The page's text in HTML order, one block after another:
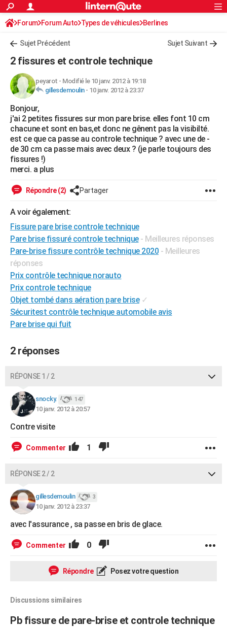
ACTUALITÉS
Politique
Société
Faits Divers
Education
Monde
Villes
+
FINANCE
Retraite
Impôts
Epargne
Immobilier
Risques naturels par ville
Banque
Assurance
Crédit
AUTO
Essais
Réserver un essai
Citadines
Berlines
SUV
Forum auto
+HIGH-TECH
Mobiles
Meilleur smartphone
Internet
Ordinateurs
Jeux vidéo
Guide high-tech
+BRICOLAGE
Forum
Aménagement intérieur
Extérieur
Cuisine
Salle de bains
Jardinage
Rangement
WEEK-END
Guides de France
Patrimoine
Week-end nature
Art de vivre
Bien-être
Loisirs
Mode
Modes de vie
Alimentation
Guide de la santé
Maladies
Médicaments
Sommeil
Destinations
City break
Voyage nature
Voyage de noces
Forum
Climat
+PHOTO
GUIDES D'ACHAT
BONS PLANS
CARTE DE VOEUX
Carte de Noël
Carte Bonne année
Carte Saint-Valentin
Carte Pâques
Carte d'anniversaire
DICTIONNAIRE
S'inscrire
Se connecter
Lycées
Collèges
Primaires
Universités
Entreprises
Service militaire
Avis de recherche
FORUM
Bricolage
Lifestyle
Culture
Sport
Auto
Television
Voyage
Cinema
S'inscrire
Connexion
Forum Forum Auto Types de véhicules Berlines
Sujet Précédent Sujet Suivant
2 fissures et controle technique
peyarot - Modifié le 10 janv. 2012 à 19:18
gillesdemoulin- 10 janv. 2012 à 23:37
Bonjour,
j'ai 2 petites fissures sur mon pare brise. elles font 10 cm
chacune et sont en bas,et donc ne gênent pas la visibilté.
est ce que ca passe au controle technique ? avec une de -
de 30 cm ca passe mais avec deux ? (je parle toujours des
fissures !)
merci. a plus
Répondre (2) Partager
A voir également:
Fissure pare brise controle technique
Pare brise fissuré controle technique - Meilleures réponses
Pare-brise fissure contrôle technique 2020 - Meilleures
réponses
Prix contrôle technique norauto
Prix controle technique
Objet tombé dans aération pare brise ✓
Sécuritest contrôle technique automobile avis
Pare brise qui fuit
2 réponses
RÉPONSE 1 / 2
snocky. 147
10 janv. 2012 à 20:57
Contre visite
Commenter 1
RÉPONSE 2 / 2
gillesdemoulin 3
10 janv. 2012 à 23:37
avec l'assurance , sa passe en bris de glace.
Commenter 0
Répondre Posez votre question
Discussions similaires
Pb fissure de pare-brise et controle technique